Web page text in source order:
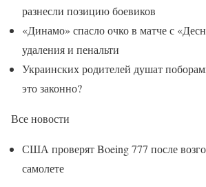
разнесли позицию боевиков
«Динамо» спасло очко в матче с
удаления и пенальти
Украинских родителей душат
это законно?
Все новости
США проверят Boeing 777 после
самолете